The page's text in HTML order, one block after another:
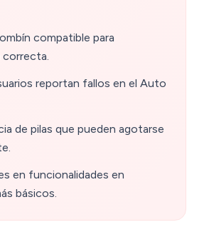
compatible para
correcta.
reportan fallos en el Auto
de pilas que pueden agotarse
en funcionalidades en
básicos.